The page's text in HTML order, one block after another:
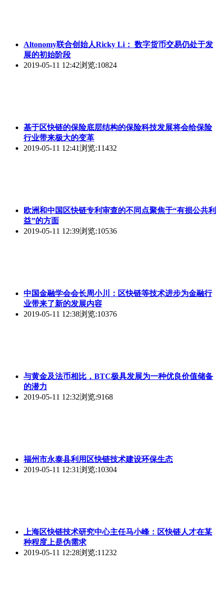
Altonomy联合创始人Ricky Li： 数字货币交易仍处于发
展的初始阶段
2019-05-11 12:42浏览:10824
基于区快链的保险底层结构的保险科技发展将会给保险
行业带来极大的变革
2019-05-11 12:41浏览:11432
欧洲和中国区快链专利审查的不同点聚焦于“有损公共利
益”的方面
2019-05-11 12:39浏览:10536
中国金融学会会长周小川：区快链等技术进步为金融行
业带来了新的发展内容
2019-05-11 12:38浏览:10376
与黄金及法币相比，BTC极具发展为一种优良价值储备
的潜力
2019-05-11 12:32浏览:9168
福州市永泰县利用区快链技术建设环保生态
2019-05-11 12:31浏览:10304
上海区快链技术研究中心主任马小峰：区快链人才在某
种程度上是伪需求
2019-05-11 12:28浏览:11232